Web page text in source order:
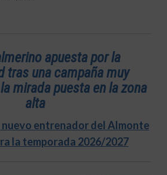
apuesta por la
tras una campaña muy
mirada puesta en la zona
alta
nuevo entrenador del Almonte
la temporada 2026/2027